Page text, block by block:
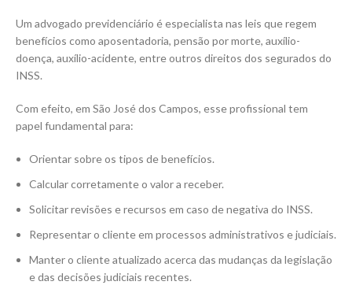
Um advogado previdenciário é especialista nas leis que regem
benefícios como aposentadoria, pensão por morte, auxílio-
doença, auxílio-acidente, entre outros direitos dos segurados do
INSS.
Com efeito, em São José dos Campos, esse profissional tem
papel fundamental para:
Orientar sobre os tipos de benefícios.
Calcular corretamente o valor a receber.
Solicitar revisões e recursos em caso de negativa do INSS.
Representar o cliente em processos administrativos e judiciais.
Manter o cliente atualizado acerca das mudanças da legislação
e das decisões judiciais recentes.